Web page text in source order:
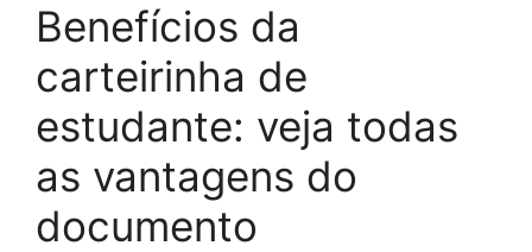
Benefícios da
carteirinha de
estudante: veja todas
as vantagens do
documento